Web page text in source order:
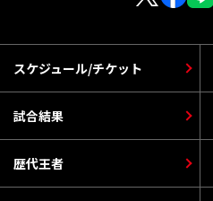
スケジュール/チケット
歴代王者
試合結果